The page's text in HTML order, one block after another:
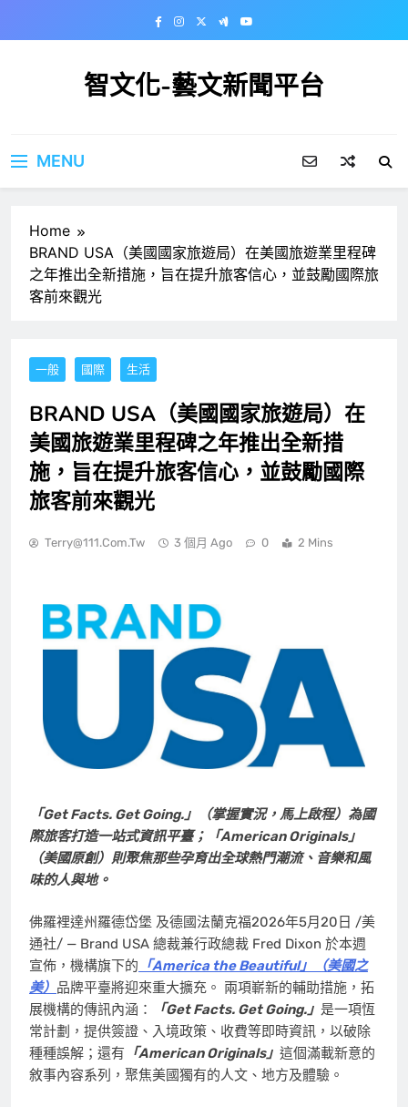
智文化-藝文新聞平台
MENU
Home
BRAND USA（美國國家旅遊局）在美國旅遊業里程碑
之年推出全新措施，旨在提升旅客信心，並鼓勵國際旅
客前來觀光
一般 國際 生活
BRAND USA（美國國家旅遊局）在
美國旅遊業里程碑之年推出全新措
施，旨在提升旅客信心，並鼓勵國際
旅客前來觀光
Terry@111.com.tw 3 個月 Ago 0 2 Mins
「Get Facts. Get Going.」（掌握實況，馬上啟程）為國
際旅客打造一站式資訊平臺；「American Originals」
（美國原創）則聚焦那些孕育出全球熱門潮流、音樂和風
味的人與地。
佛羅裡達州羅德岱堡 及德國法蘭克福2026年5月20日 /美
通社/ — Brand USA 總裁兼行政總裁 Fred Dixon 於本週
宣佈，機構旗下的 「America the Beautiful」（美國之
美） 品牌平臺將迎來重大擴充。 兩項嶄新的輔助措施，拓
展機構的傳訊內涵：
「Get Facts. Get Going.」 是一項恆
常計劃，提供簽證、入境政策、收費等即時資訊，以破除
種種誤解；還有 「American Originals」 這個滿載新意的
敘事內容系列，聚焦美國獨有的人文、地方及體驗。